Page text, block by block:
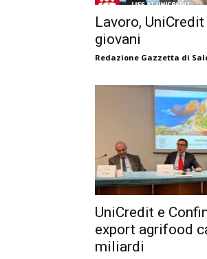
Lavoro,
giovani
Redazione Gazzetta di
UniCredit e
export agrifood
miliardi